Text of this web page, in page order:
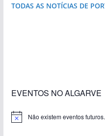
TODAS AS NOTÍCIAS DE
EVENTOS NO ALGARVE
Não existem eventos futuros.